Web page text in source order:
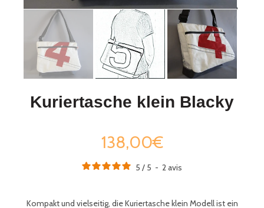
Kuriertasche klein Blacky
138,00€
5 / 5 - 2avis
Kompakt und vielseitig, die Kuriertasche klein Modellist ein